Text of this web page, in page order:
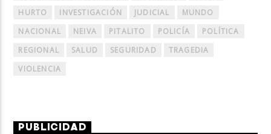
HURTO
INVESTIGACIÓN JUDICIAL
MUNDO
NACIONAL
NEIVA PITALITO POLICÍA
POLÍTICA
REGIONAL
SALUD SEGURIDAD
TRAGEDIA
VIOLENCIA
PUBLICIDAD